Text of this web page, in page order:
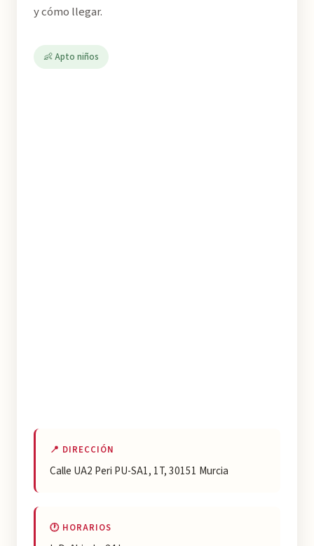
y cómo llegar.
👶 Apto niños
📍 DIRECCIÓN
Calle UA2 Peri PU-SA1, 1T, 30151 Murcia
🕐 HORARIOS